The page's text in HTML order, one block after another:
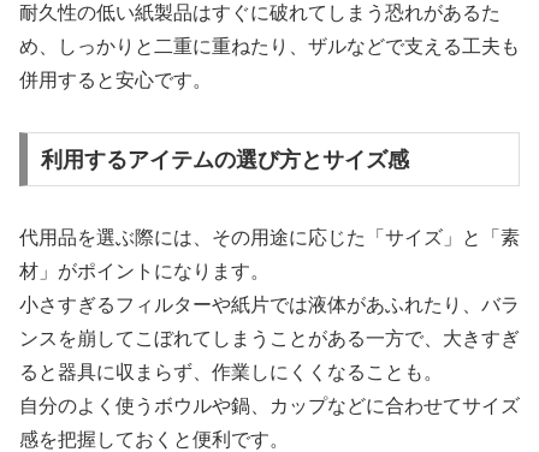
耐久性の低い紙製品はすぐに破れてしまう恐れがあるた
め、しっかりと二重に重ねたり、ザルなどで支える工夫も
併用すると安心です。
利用するアイテムの選び方とサイズ感
代用品を選ぶ際には、その用途に応じた「サイズ」と「素
材」がポイントになります。
小さすぎるフィルターや紙片では液体があふれたり、バラ
ンスを崩してこぼれてしまうことがある一方で、大きすぎ
ると器具に収まらず、作業しにくくなることも。
自分のよく使うボウルや鍋、カップなどに合わせてサイズ
感を把握しておくと便利です。